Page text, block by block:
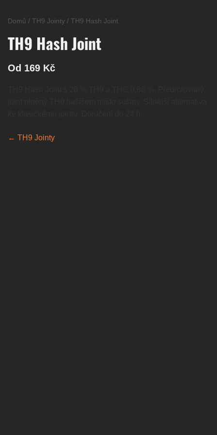
Domů / TH9 Jointy / TH9 Hash Joint
TH9 Hash Joint
Od 169 Kč
← TH9 Jointy